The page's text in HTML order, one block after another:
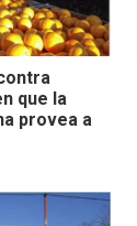
que la
provea a